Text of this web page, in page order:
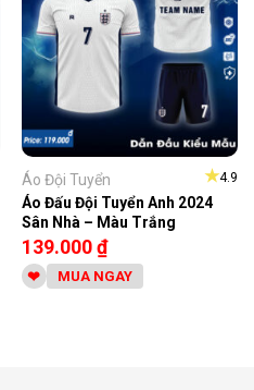
★4.9
Áo Đội Tuyển
Áo Đấu Đội Tuyển Anh 2024
Sân Nhà – Màu Trắng
139.000₫
MUA NGAY